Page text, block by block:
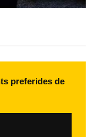
preferides de